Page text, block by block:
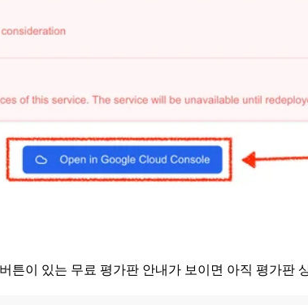
버튼이 있는 무료 평가판 안내가 보이면 아직 평가판